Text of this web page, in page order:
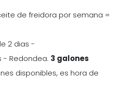
de freidora por semana =
2 dias -
- Redondea. 3 galones
disponibles, es hora de